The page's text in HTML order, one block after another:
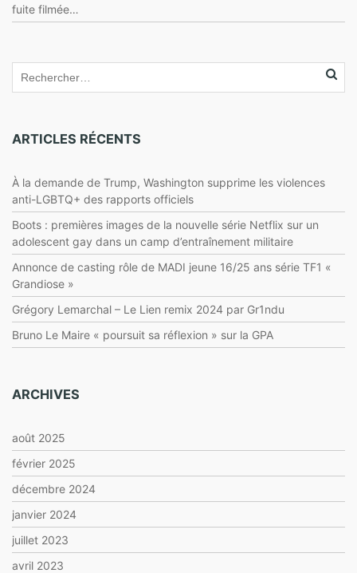
fuite filmée…
ARTICLES RÉCENTS
À la demande de Trump, Washington supprime les violences
anti-LGBTQ+ des rapports officiels
Boots : premières images de la nouvelle série Netflix sur un
adolescent gay dans un camp d’entraînement militaire
Annonce de casting rôle de MADI jeune 16/25 ans série TF1 «
Grandiose »
Grégory Lemarchal – Le Lien remix 2024 par Gr1ndu
Bruno Le Maire « poursuit sa réflexion » sur la GPA
ARCHIVES
août 2025
février 2025
décembre 2024
janvier 2024
juillet 2023
avril 2023